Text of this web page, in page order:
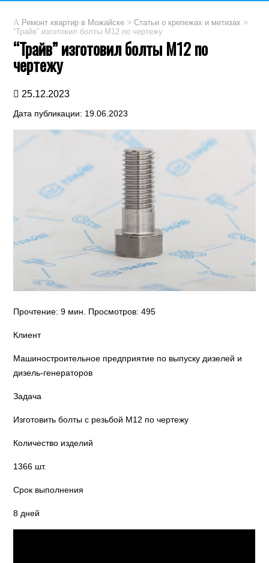
Ремонт квартир в Можайске >Статьи о крепежах и метизах >
“Трайв” изготовил болты М12 по чертежу
“Трайв” изготовил болты М12 по
чертежу
25.12.2023
Дата публикации: 19.06.2023
Прочтение: 9 мин. Просмотров: 495
Клиент
Машиностроительное предприятие по выпуску дизелей и
дизель-генераторов
Задача
Изготовить болты с резьбой М12 по чертежу
Количество изделий
1366 шт.
Срок выполнения
8 дней